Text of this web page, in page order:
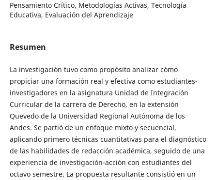
Pensamiento Crítico, Metodologías Activas, Tecnología
Educativa, Evaluación del Aprendizaje
Resumen
La investigación tuvo como propósito analizar cómo
propiciar una formación real y efectiva como estudiantes-
investigadores en la asignatura Unidad de Integración
Curricular de la carrera de Derecho, en la extensión
Quevedo de la Universidad Regional Autónoma de los
Andes. Se partió de un enfoque mixto y secuencial,
aplicando primero técnicas cuantitativas para el diagnóstico
de las habilidades de redacción académica, seguido de una
experiencia de investigación-acción con estudiantes del
octavo semestre. La propuesta resultante consistió en un